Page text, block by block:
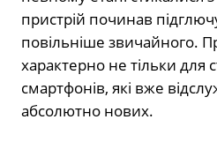
пристрій починав
повільніше звичайного.
характерно не тільки для
смартфонів, які вже
абсолютно нових.